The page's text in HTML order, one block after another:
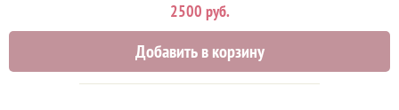
2500 руб.
Добавить в корзину